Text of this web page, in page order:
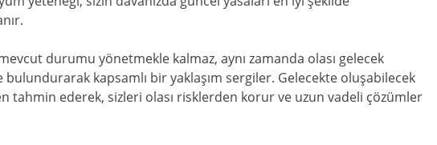
durumu yönetmekle kalmaz, aynı zamanda olası gelecek
kapsamlı bir yaklaşım sergiler. Gelecekte oluşabilecek
tahmin ederek, sizleri olası risklerden korur ve uzun vadeli çözümler